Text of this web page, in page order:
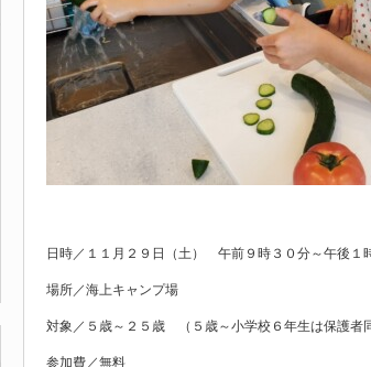
日時／１１月２９日（土） 午前９時３０分～午後１
場所／海上キャンプ場
対象／５歳～２５歳 （５歳～小学校６年生は保護
参加費／無料